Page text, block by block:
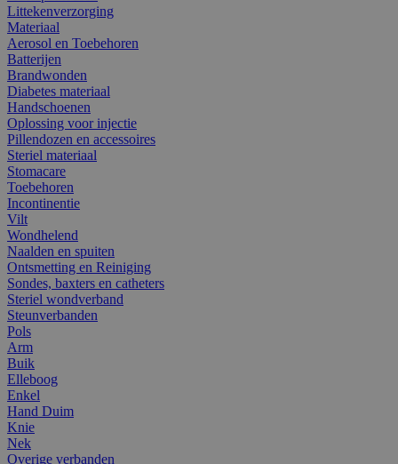
Littekenverzorging
Materiaal
Aerosol en Toebehoren
Batterijen
Brandwonden
Diabetes materiaal
Handschoenen
Oplossing voor injectie
Pillendozen en accessoires
Steriel materiaal
Stomacare
Toebehoren
Incontinentie
Vilt
Wondhelend
Naalden en spuiten
Ontsmetting en Reiniging
Sondes, baxters en catheters
Steriel wondverband
Steunverbanden
Pols
Arm
Buik
Elleboog
Enkel
Hand Duim
Knie
Nek
Overige verbanden